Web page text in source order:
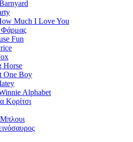
Much I Love You
Fun
Horse
One Boy
Alphabet
Κορίτσι